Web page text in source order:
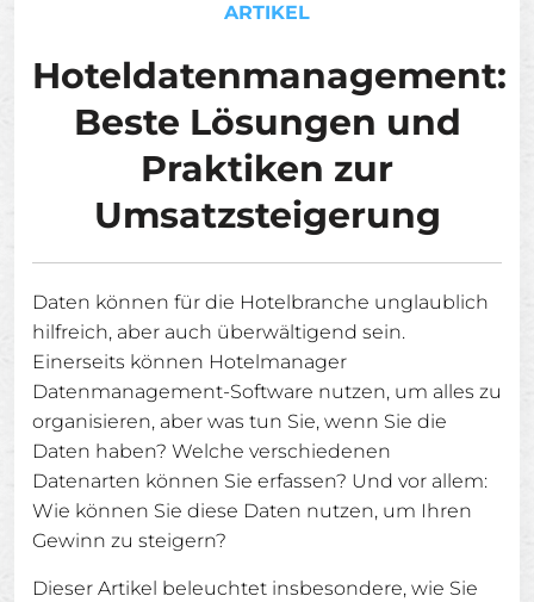
ARTIKEL
Hoteldatenmanagement:
Beste Lösungen und
Praktiken zur
Umsatzsteigerung
Daten können für die Hotelbranche unglaublich
hilfreich, aber auch überwältigend sein.
Einerseits können Hotelmanager
Datenmanagement-Software nutzen, um alles zu
organisieren, aber was tun Sie, wenn Sie die
Daten haben? Welche verschiedenen
Datenarten können Sie erfassen? Und vor allem:
Wie können Sie diese Daten nutzen, um Ihren
Gewinn zu steigern?
Dieser Artikel beleuchtet insbesondere, wie Sie